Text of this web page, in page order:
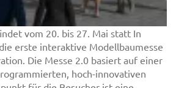
vom 20. bis 27. Mai statt In
erste interaktive Modellbaumesse
Die Messe 2.0 basiert auf einer
hoch-innovativen